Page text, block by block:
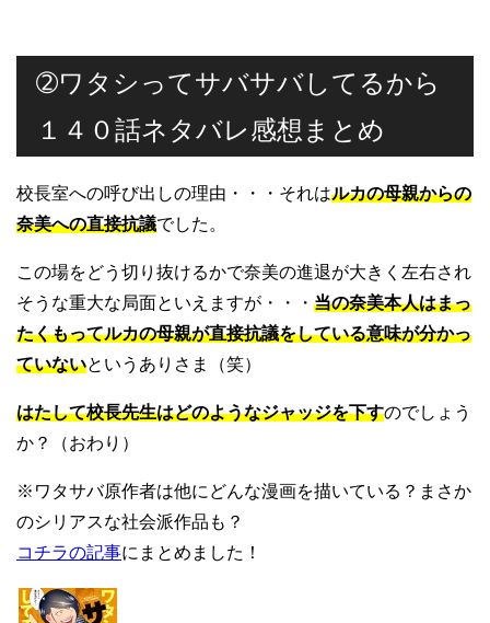
➁ワタシってサバサバしてるから
１４０話ネタバレ感想まとめ
校長室への呼び出しの理由・・・それはルカの母親からの
奈美への直接抗議でした。
この場をどう切り抜けるかで奈美の進退が大きく左右され
そうな重大な局面といえますが・・・ 当の奈美本人はまっ
たくもってルカの母親が直接抗議をしている意味が分かっ
ていないというありさま（笑）
はたして校長先生はどのようなジャッジを下すのでしょう
か？（おわり）
※ワタサバ原作者は他にどんな漫画を描いている？まさか
のシリアスな社会派作品も？
コチラの記事にまとめました！